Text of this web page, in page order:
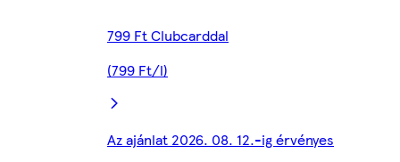
799 Ft Clubcarddal
(799 Ft/l)
Az ajánlat 2026. 08. 12.-ig érvényes